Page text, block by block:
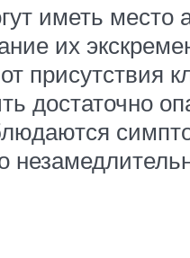
иметь место
их
присутствия
достаточно